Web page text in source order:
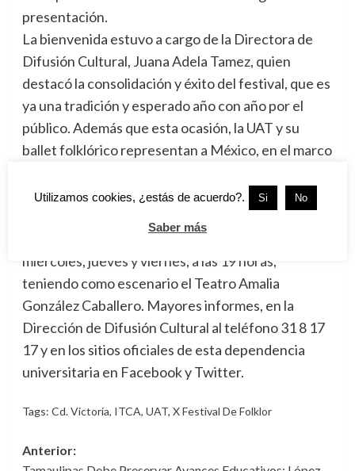
presentación.
La bienvenida estuvo a cargo de la Directora de
Difusión Cultural, Juana Adela Tamez, quien
destacó la consolidación y éxito del festival, que es
ya una tradición y esperado año con año por el
público. Además que esta ocasión, la UAT y su
ballet folklórico representan a México, en el marco
del Consejo Internacional de Organizadores de
Las funciones son gratuitas y continúan el
miércoles, jueves y viernes, a las 19 horas,
teniendo como escenario el Teatro Amalia
González Caballero. Mayores informes, en la
Dirección de Difusión Cultural al teléfono 31 8 17
17 y en los sitios oficiales de esta dependencia
universitaria en Facebook y Twitter.
Tags: Cd. Victoria, ITCA, UAT, X Festival De Folklor
Navegación
Anterior:
Utilizamos cookies, ¿estás de acuerdo?. Si No
Saber más